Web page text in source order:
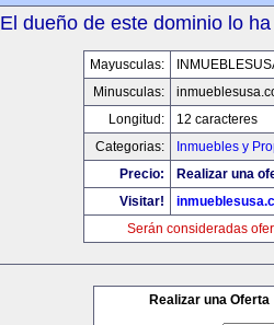
El dueño de este dominio lo
Mayusculas:
Minusculas:
Longitud:
12 caracteres
Categorias:
Inmuebles y
Precio:
Realizar una
Visitar!
Serán consideradas
Realizar una Oferta